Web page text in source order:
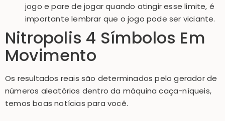
jogo e pare de jogar quando atingir esse limite, é
importante lembrar que o jogo pode ser viciante.
Nitropolis 4 Símbolos Em
Movimento
Os resultados reais são determinados pelo gerador de
números aleatórios dentro da máquina caça-níqueis,
temos boas notícias para você.